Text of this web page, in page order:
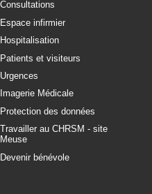
Consultations
Espace infirmier
Hospitalisation
Patients et visiteurs
Urgences
Imagerie Médicale
Protection des données
Travailler au CHRSM - site
Meuse
Devenir bénévole